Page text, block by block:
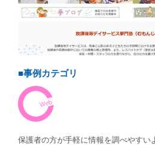
■事例カテゴリ
保護者の方が手軽に情報を調べやすい